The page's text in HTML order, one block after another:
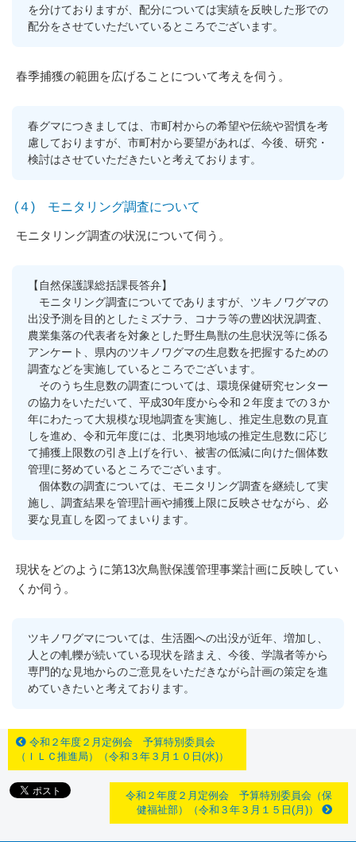
を分けておりますが、配分については実績を反映した形での
配分をさせていただいているところでございます。
春季捕獲の範囲を広げることについて考えを伺う。
春グマにつきましては、市町村からの希望や伝統や習慣を考
慮しておりますが、市町村から要望があれば、今後、研究・
検討はさせていただきたいと考えております。
(４) モニタリング調査について
モニタリング調査の状況について伺う。
【自然保護課総括課長答弁】
モニタリング調査についてでありますが、ツキノワグマの
出没予測を目的としたミズナラ、コナラ等の豊凶状況調査、
農業集落の代表者を対象とした野生鳥獣の生息状況等に係る
アンケート、県内のツキノワグマの生息数を把握するための
調査などを実施しているところでございます。
そのうち生息数の調査については、環境保健研究センター
の協力をいただいて、平成30年度から令和２年度までの３か
年にわたって大規模な現地調査を実施し、推定生息数の見直
しを進め、令和元年度には、北奥羽地域の推定生息数に応じ
て捕獲上限数の引き上げを行い、被害の低減に向けた個体数
管理に努めているところでございます。
個体数の調査については、モニタリング調査を継続して実
施し、調査結果を管理計画や捕獲上限に反映させながら、必
要な見直しを図ってまいります。
現状をどのように第13次鳥獣保護管理事業計画に反映してい
くか伺う。
ツキノワグマについては、生活圏への出没が近年、増加し、
人との軋轢が続いている現状を踏まえ、今後、学識者等から
専門的な見地からのご意見をいただきながら計画の策定を進
めていきたいと考えております。
令和２年度２月定例会 予算特別委員会
（ＩＬＣ推進局）（令和３年３月１０日(水)）
令和２年度２月定例会 予算特別委員会（保
健福祉部）（令和３年３月１５日(月)）